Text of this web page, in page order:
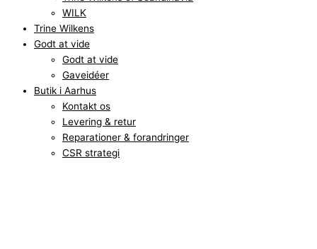
WILK
Trine Wilkens
Godt at vide
Godt at vide
Gaveidéer
Butik i Aarhus
Kontakt os
Levering & retur
Reparationer & forandringer
CSR strategi